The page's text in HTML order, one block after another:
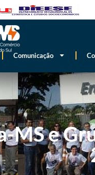
Comunicação
MS e